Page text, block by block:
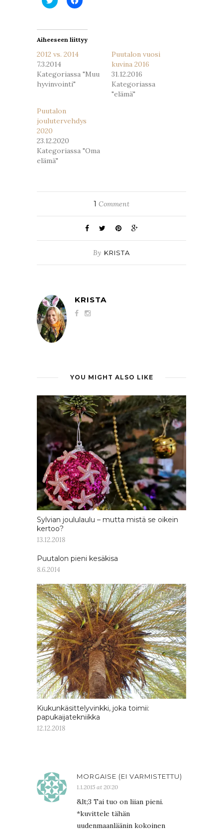
Twitterissä(Avautuu
Facebookissa(Avautuu
Aiheeseen liittyy
2012 vs. 2014
7.3.2014
Kategoriassa "Muu
hyvinvointi"
Puutalon vuosi
kuvina 2016
31.12.2016
Kategoriassa
"elämä"
Puutalon
joulutervehdys
2020
23.12.2020
Kategoriassa "Oma
elämä"
1 Comment
By KRISTA
KRISTA
YOU MIGHT ALSO LIKE
Sylvian joululaulu – mutta mistä se oikein
kertoo?
13.12.2018
Puutalon pieni kesäkisa
8.6.2014
Kiukunkäsittelyvinkki, joka toimii:
papukaijatekniikka
12.12.2018
MORGAISE (EI VARMISTETTU)
1.1.2015 at 20:20
&lt;3 Tai tuo on liian pieni.
*kuvittele tähän
uudenmaanläänin kokoinen